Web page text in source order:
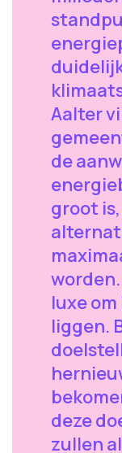
Aalter
de
groot
luxe
liggen.
deze
zullen